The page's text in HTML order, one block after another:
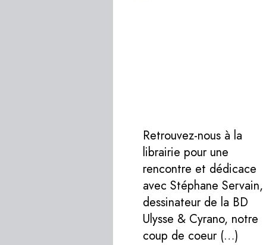
Retrouvez-nous à la
librairie pour une
rencontre et dédicace
avec Stéphane Servain,
dessinateur de la BD
Ulysse & Cyrano, notre
coup de coeur (…)